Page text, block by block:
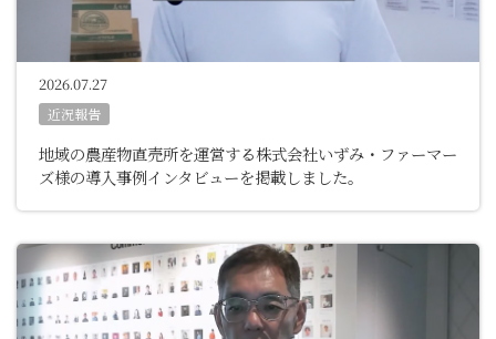
2026.07.27
近況報告
地域の農産物直売所を運営する株式会社いずみ・ファーマー
ズ様の導入事例インタビューを掲載しました。